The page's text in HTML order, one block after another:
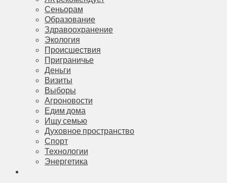
Сеньорам
Образование
Здравоохранение
Экология
Происшествия
Приграничье
Деньги
Визиты
Выборы
Агроновости
Едим дома
Ищу семью
Духовное пространство
Спорт
Технологии
Энергетика